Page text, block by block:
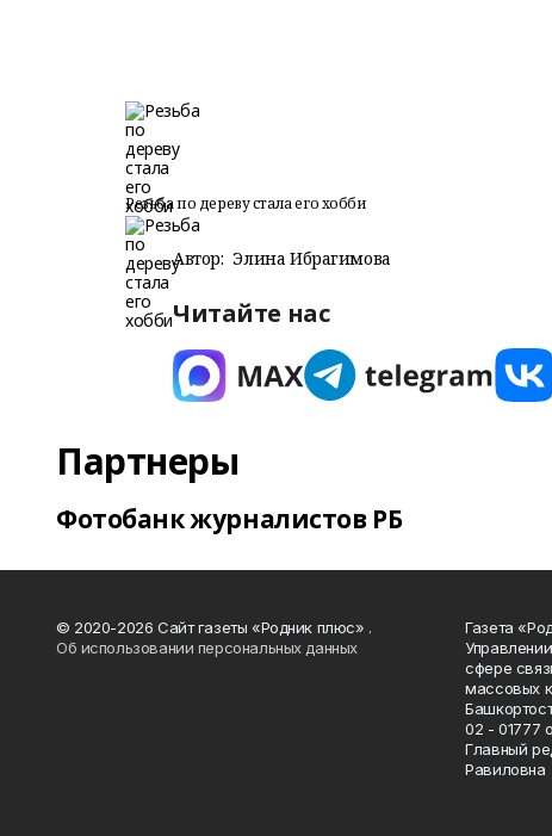
Резьба по дереву стала его хобби
Автор: Элина Ибрагимова
Читайте нас
Партнеры
Фотобанк журналистов РБ
© 2020-2026 Сайт газеты «Родник плюс» .
Об использовании персональных данных
Газета
сфере
массовых
02 - 01777
Главный
Равиловна